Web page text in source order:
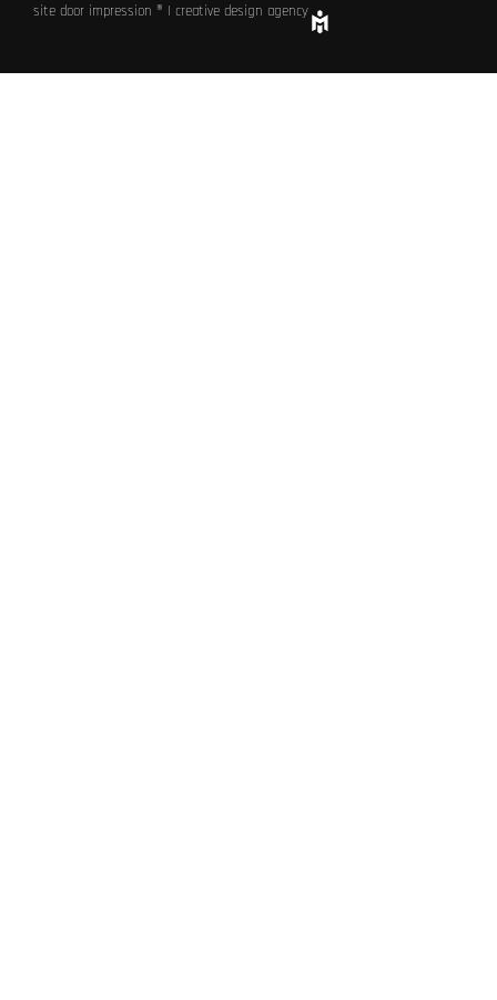
site door impression ® | creative design agency